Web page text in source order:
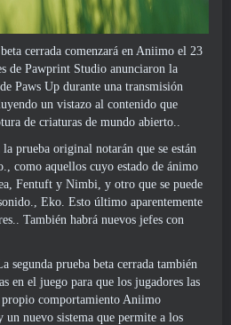
cerrada comenzará en Aniimo el 23
de Pawprint Studio anunciaron la
Paws Up durante una transmisión
un vistazo al contenido que
de criaturas de mundo abierto..
prueba original notarán que se están
como aquellos cuyo estado de ánimo
Fentuft y Nimbi, y otro que se puede
Eko. Esto último aparentemente
También habrá nuevos jefes con
segunda prueba beta cerrada también
en el juego para que los jugadores las
comportamiento Aniimo
un nuevo sistema que permite a los